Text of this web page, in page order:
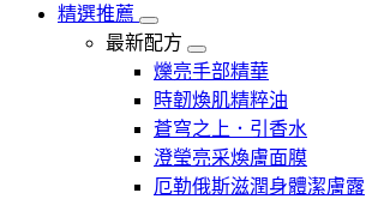
精選推薦
最新配方
爍亮手部精華
時韌煥肌精粹油
蒼穹之上．引香水
澄瑩亮采煥膚面膜
厄勒俄斯滋潤身體潔膚露